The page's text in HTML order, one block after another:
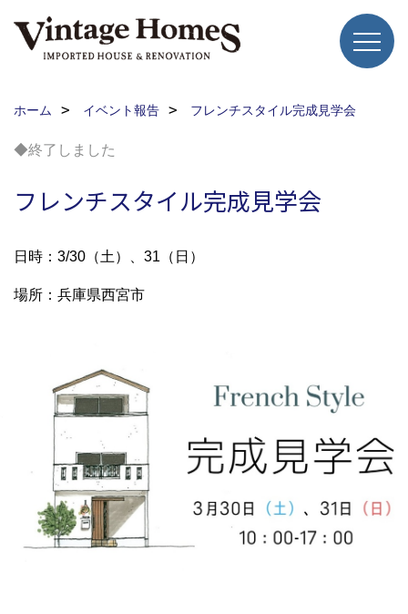
ホーム イベント報告 フレンチスタイル完成見学会
◆終了しました
フレンチスタイル完成見学会
日時：3/30（土）、31（日）
場所：兵庫県西宮市